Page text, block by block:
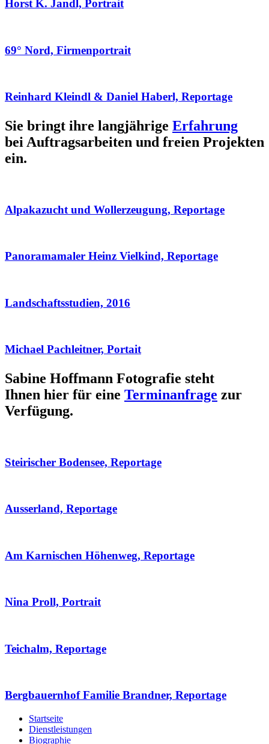
Horst K. Jandl, Portrait
69° Nord, Firmenportrait
Reinhard Kleindl & Daniel Haberl, Reportage
Sie bringt ihre langjährige Erfahrung
bei Auftragsarbeiten und freien Projekten
ein.
Alpakazucht und Wollerzeugung, Reportage
Panoramamaler Heinz Vielkind, Reportage
Landschaftsstudien, 2016
Michael Pachleitner, Portait
Sabine Hoffmann Fotografie steht
Ihnen hier für eine Terminanfrage zur
Verfügung.
Steirischer Bodensee, Reportage
Ausserland, Reportage
Am Karnischen Höhenweg, Reportage
Nina Proll, Portrait
Teichalm, Reportage
Bergbauernhof Familie Brandner, Reportage
Startseite
Dienstleistungen
Biographie